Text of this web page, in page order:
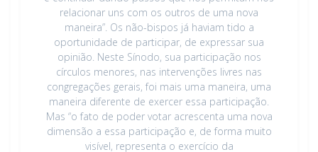
relacionar uns com os outros de uma nova
maneira”. Os não-bispos já haviam tido a
oportunidade de participar, de expressar sua
opinião. Neste Sínodo, sua participação nos
círculos menores, nas intervenções livres nas
congregações gerais, foi mais uma maneira, uma
maneira diferente de exercer essa participação.
Mas “o fato de poder votar acrescenta uma nova
dimensão a essa participação e, de forma muito
visível, representa o exercício da